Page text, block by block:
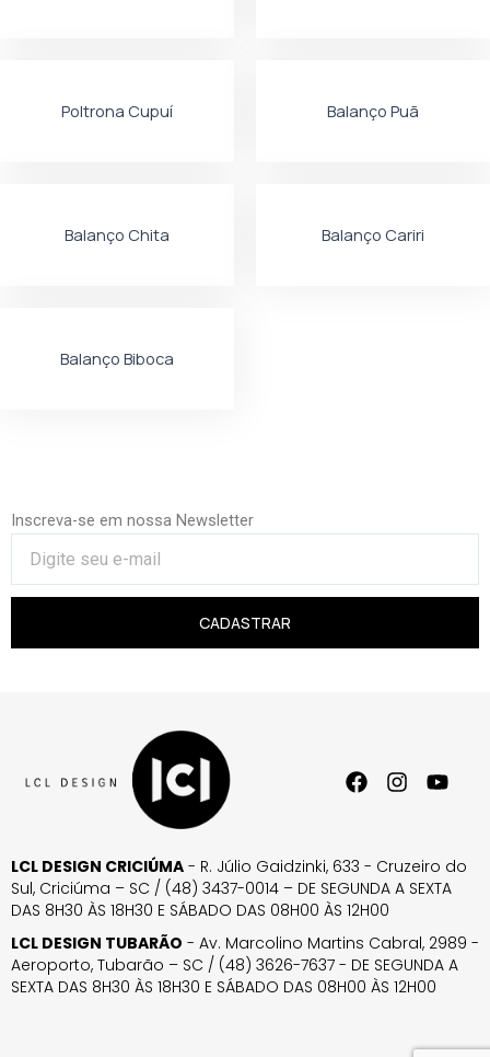
Poltrona Cupuí Balanço Puã
Balanço Chita Balanço Cariri
Balanço Biboca
Inscreva-se em nossa Newsletter
CADASTRAR
LCL DESIGN CRICIÚMA - R. Júlio Gaidzinki, 633 - Cruzeiro do
Sul, Criciúma – SC / (48) 3437-0014 – DE SEGUNDA A SEXTA
DAS 8H30 ÀS 18H30 E SÁBADO DAS 08H00 ÀS 12H00
LCL DESIGN TUBARÃO - Av. Marcolino Martins Cabral, 2989 -
Aeroporto, Tubarão – SC / (48) 3626-7637 - DE SEGUNDA A
SEXTA DAS 8H30 ÀS 18H30 E SÁBADO DAS 08H00 ÀS 12H00